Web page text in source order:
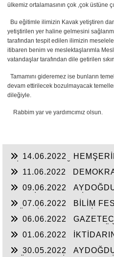
ülkemiz ortalamasının çok ,çok üstüne
Bu eğitimle ilimizin Kavak yetiştiren
yetiştirilen yer haline gelmesini
tarafından tespit edilen ilimizin
itibaren benim ve meslektaşlarımla
vatandaşlar tarafından dile getirilen
Tamamını gideremez ise bunların
devam ettirilecek bozulmayacak
dileğiyle.
Rabbim yar ve yardımcımız olsun.
14.06.2022
MÜJDELERİ BEKLİYOR!
11.06.2022
OSMANLI”KALAYCI
09.06.2022
HİZMETLERİNE
07.06.2022
BİLİM
CEVAP”HİZMETE
06.06.2022
CHP FİİLEN YAŞATTI!!!
01.06.2022
SÖZLERİN
30.05.2022